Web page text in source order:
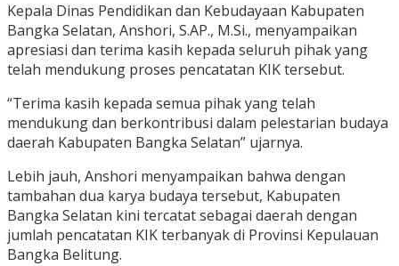
Kepala Dinas Pendidikan dan Kebudayaan Kabupaten
Bangka Selatan, Anshori, S.AP., M.Si., menyampaikan
apresiasi dan terima kasih kepada seluruh pihak yang
telah mendukung proses pencatatan KIK tersebut.
“Terima kasih kepada semua pihak yang telah
mendukung dan berkontribusi dalam pelestarian budaya
daerah Kabupaten Bangka Selatan” ujarnya.
Lebih jauh, Anshori menyampaikan bahwa dengan
tambahan dua karya budaya tersebut, Kabupaten
Bangka Selatan kini tercatat sebagai daerah dengan
jumlah pencatatan KIK terbanyak di Provinsi Kepulauan
Bangka Belitung.